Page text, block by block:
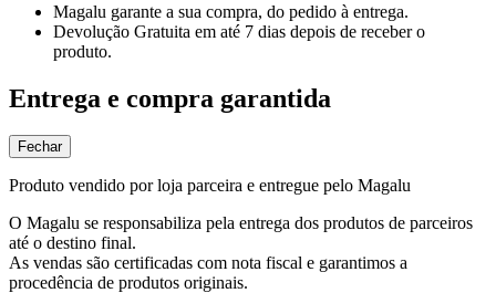
Magalu garante a sua compra, do pedido à entrega.
Devolução Gratuita em até 7 dias depois de receber o
produto.
Entrega e compra garantida
Fechar
Produto vendido por loja parceira e entregue pelo Magalu
O Magalu se responsabiliza pela entrega dos produtos de parceiros
até o destino final.
As vendas são certificadas com nota fiscal e garantimos a
procedência de produtos originais.